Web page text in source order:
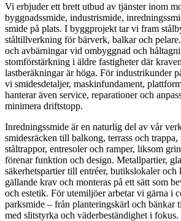
Vi erbjuder ett brett utbud av tjänster inom
byggnadssmide, industrismide,
smide på plats. I byggprojekt tar vi fram
ståltillverkning för bärverk, balkar och
och avbärningar vid ombyggnad och
stomförstärkning i äldre fastigheter där
lastberäkningar är höga. För industrikunder
vi smidesdetaljer, maskinfundament,
hanterar även service, reparationer och
minimera driftstopp.
Inredningssmide är en naturlig del av vår
smidesräcken till balkong, terrass och trappa,
ståltrappor, entresoler och ramper, liksom
förenar funktion och design. Metallpartier,
säkerhetspartier till entréer, butikslokaler
gällande krav och monteras på ett sätt som
och estetik. För utemiljöer arbetar vi gärna i
parksmide – från planteringskärl och bänkar
med slitstyrka och väderbeständighet i fokus.